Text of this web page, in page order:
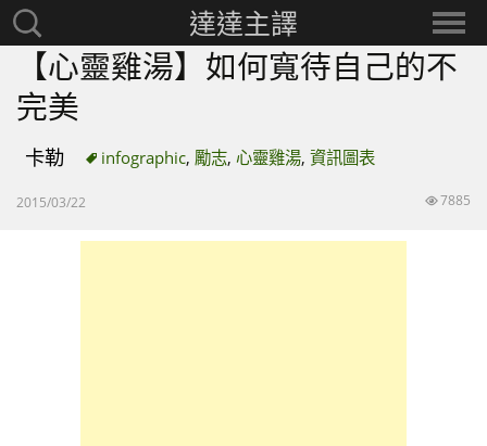
搜
尋：
達達主譯
選
擇
【心靈雞湯】如何寬待自己的不
完美
卡勒 infographic,勵志,心靈雞湯,資訊圖表
2015/03/22 7885